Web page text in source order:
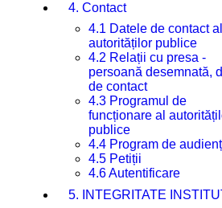
4. Contact
4.1 Datele de contact
autorităților publice
4.2 Relații cu presa -
persoană desemnată,
de contact
4.3 Programul de
funcționare al
publice
4.4 Program de
4.5 Petiții
4.6 Autentificare
5. INTEGRITATE